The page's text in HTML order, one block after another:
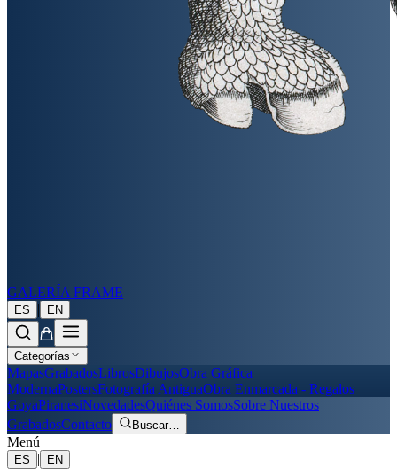
GALERÍA FRAME
ES | EN
Categorías
MapasGrabadosLibrosDibujosObra Gráfica
ModernaPostersFotografía AntiguaObra Enmarcada - Regalos
GoyaPiranesiNovedadesQuiénes SomosSobre Nuestros
GrabadosContacto Buscar…
Menú
ES |
EN